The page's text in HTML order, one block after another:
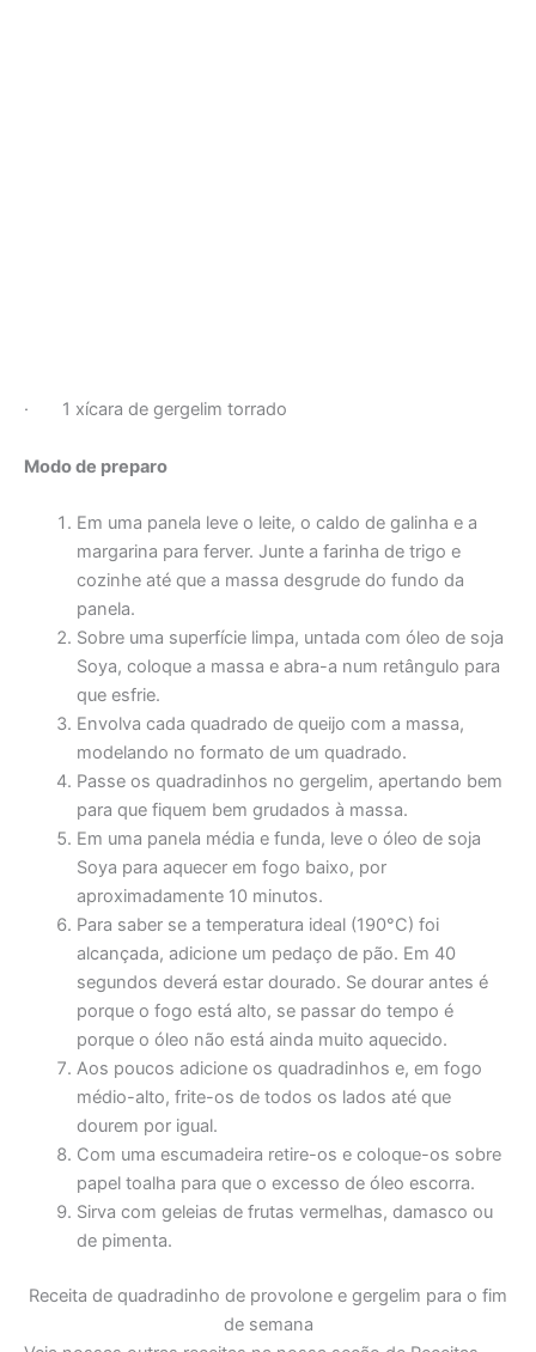
· 1 xícara de gergelim torrado
Modo de preparo
Em uma panela leve o leite, o caldo de galinha e a
margarina para ferver. Junte a farinha de trigo e
cozinhe até que a massa desgrude do fundo da
panela.
Sobre uma superfície limpa, untada com óleo de soja
Soya, coloque a massa e abra-a num retângulo para
que esfrie.
Envolva cada quadrado de queijo com a massa,
modelando no formato de um quadrado.
Passe os quadradinhos no gergelim, apertando bem
para que fiquem bem grudados à massa.
Em uma panela média e funda, leve o óleo de soja
Soya para aquecer em fogo baixo, por
aproximadamente 10 minutos.
Para saber se a temperatura ideal (190°C) foi
alcançada, adicione um pedaço de pão. Em 40
segundos deverá estar dourado. Se dourar antes é
porque o fogo está alto, se passar do tempo é
porque o óleo não está ainda muito aquecido.
Aos poucos adicione os quadradinhos e, em fogo
médio-alto, frite-os de todos os lados até que
dourem por igual.
Com uma escumadeira retire-os e coloque-os sobre
papel toalha para que o excesso de óleo escorra.
Sirva com geleias de frutas vermelhas, damasco ou
de pimenta.
Receita de quadradinho de provolone e gergelim para o fim
de semana